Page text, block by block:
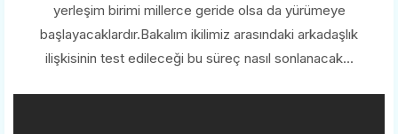
yerleşim birimi millerce geride olsa da yürümeye
başlayacaklardır.Bakalım ikilimiz arasındaki arkadaşlık
ilişkisinin test edileceği bu süreç nasıl sonlanacak...